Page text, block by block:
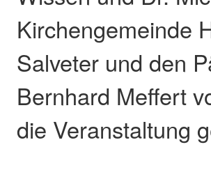
Kirchengemeinde
Salveter und den
Bernhard Meffert
die Veranstaltung